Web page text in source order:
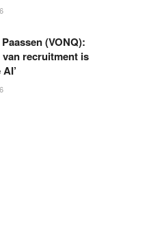
(VONQ):
van recruitment is